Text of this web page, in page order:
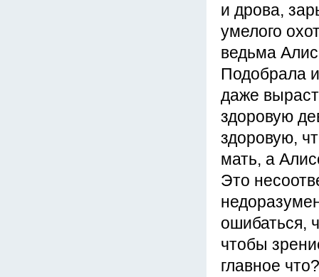
и дрова,
умелого
ведьма
Подобрала
даже
здоровую
здоровую,
мать, а
Это
ошибаться,
чтобы
главное